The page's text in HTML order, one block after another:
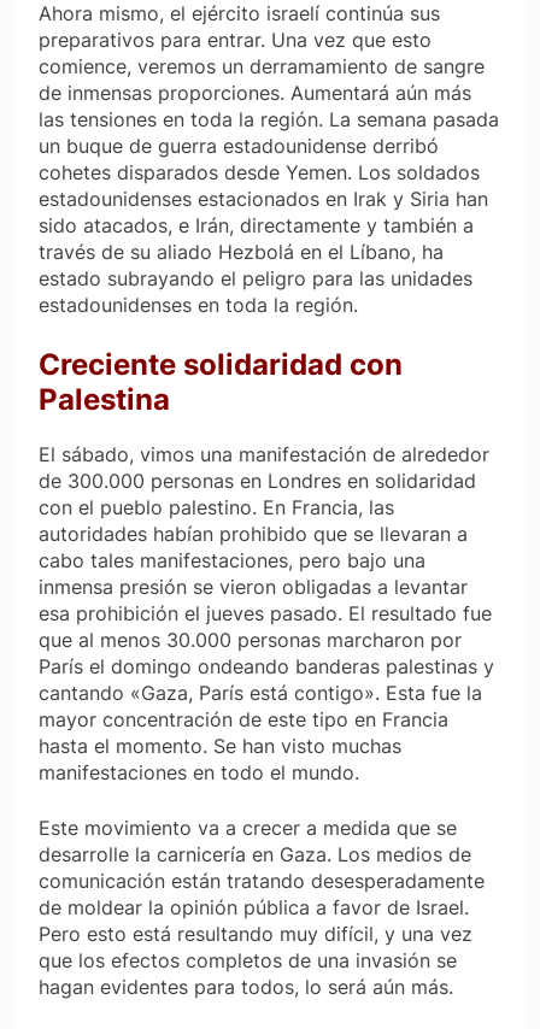
Ahora mismo, el ejército israelí continúa sus
preparativos para entrar. Una vez que esto
comience, veremos un derramamiento de sangre
de inmensas proporciones. Aumentará aún más
las tensiones en toda la región. La semana pasada
un buque de guerra estadounidense derribó
cohetes disparados desde Yemen. Los soldados
estadounidenses estacionados en Irak y Siria han
sido atacados, e Irán, directamente y también a
través de su aliado Hezbolá en el Líbano, ha
estado subrayando el peligro para las unidades
estadounidenses en toda la región.
Creciente solidaridad con
Palestina
El sábado, vimos una manifestación de alrededor
de 300.000 personas en Londres en solidaridad
con el pueblo palestino. En Francia, las
autoridades habían prohibido que se llevaran a
cabo tales manifestaciones, pero bajo una
inmensa presión se vieron obligadas a levantar
esa prohibición el jueves pasado. El resultado fue
que al menos 30.000 personas marcharon por
París el domingo ondeando banderas palestinas y
cantando «Gaza, París está contigo». Esta fue la
mayor concentración de este tipo en Francia
hasta el momento. Se han visto muchas
manifestaciones en todo el mundo.
Este movimiento va a crecer a medida que se
desarrolle la carnicería en Gaza. Los medios de
comunicación están tratando desesperadamente
de moldear la opinión pública a favor de Israel.
Pero esto está resultando muy difícil, y una vez
que los efectos completos de una invasión se
hagan evidentes para todos, lo será aún más.